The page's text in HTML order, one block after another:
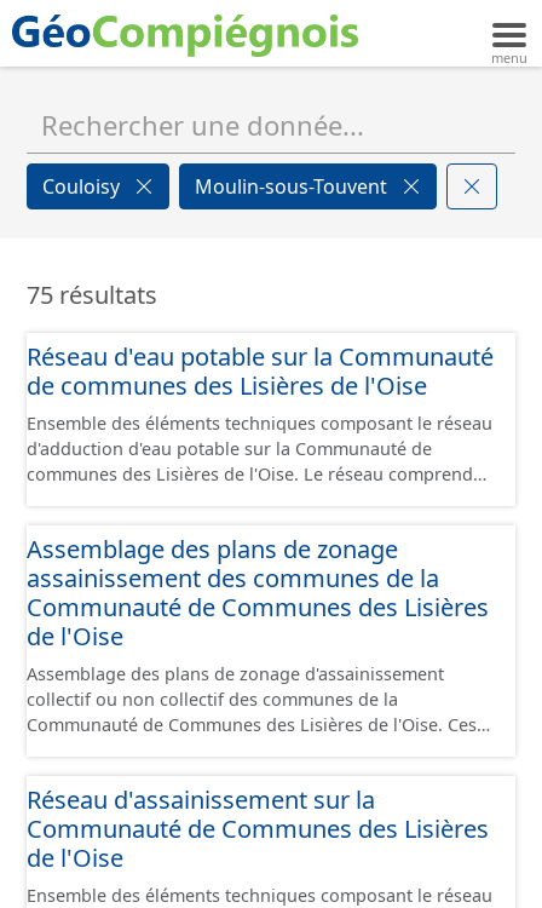
Couloisy Moulin-sous-Touvent
75 résultats
Réseau d'eau potable sur la Communauté
de communes des Lisières de l'Oise
Ensemble des éléments techniques composant le réseau
d'adduction d'eau potable sur la Communauté de
communes des Lisières de l'Oise. Le réseau comprend
opercule, plaque pleine, té, réduction, ventouse ...).
Assemblage des plans de zonage
assainissement des communes de la
Communauté de Communes des Lisières
de l'Oise
Assemblage des plans de zonage d'assainissement
collectif ou non collectif des communes de la
Communauté de Communes des Lisières de l'Oise. Ces
individuel (SPANC).
Réseau d'assainissement sur la
Communauté de Communes des Lisières
de l'Oise
Ensemble des éléments techniques composant le réseau